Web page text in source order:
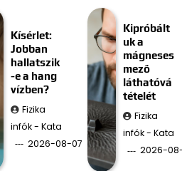
Kísérlet:
Jobban
hallatszik
-e a hang
vízben?
Fizika
infók - Kata
2026-08-07
Kipróbált
uk a
mágneses
mező
láthatóvá
tételét
Fizika
infók - Kata
2026-